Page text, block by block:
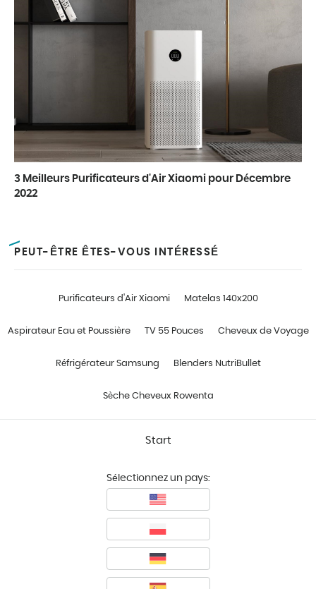
3 Meilleurs Purificateurs d'Air Xiaomi pour Décembre
2022
PEUT-ÊTRE ÊTES-VOUS INTÉRESSÉ
Purificateurs d'Air Xiaomi Matelas 140x200
Aspirateur Eau et Poussière TV 55 Pouces Cheveux de Voyage
Réfrigérateur Samsung Blenders NutriBullet
Sèche Cheveux Rowenta
Start
Sélectionnez un pays: